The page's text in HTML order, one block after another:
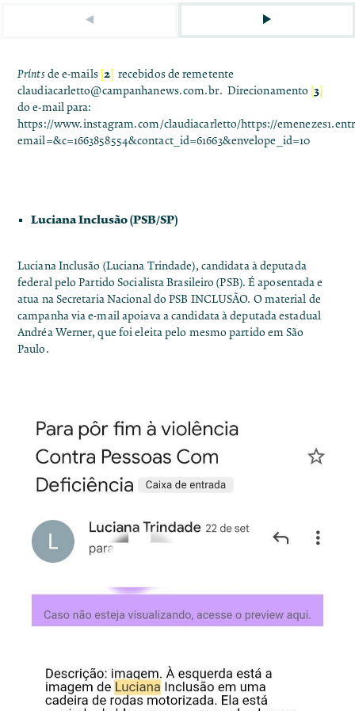
Printsde e-mails [2] recebidos de remetente
claudiacarletto@campanhanews.com.br. Direcionamento [3]
do e-mail para:
https://www.instagram.com/claudiacarletto/https://emenezes1.
email=&c=1663858554&contact_id=61663&envelope_id=10
Luciana Inclusão (PSB/SP)
Luciana Inclusão (Luciana Trindade), candidata à deputada
federal pelo Partido Socialista Brasileiro (PSB). É aposentada e
atua na Secretaria Nacional do PSB INCLUSÃO. O material de
campanha via e-mail apoiava a candidata à deputada estadual
Andréa Werner, que foi eleita pelo mesmo partido em São
Paulo.